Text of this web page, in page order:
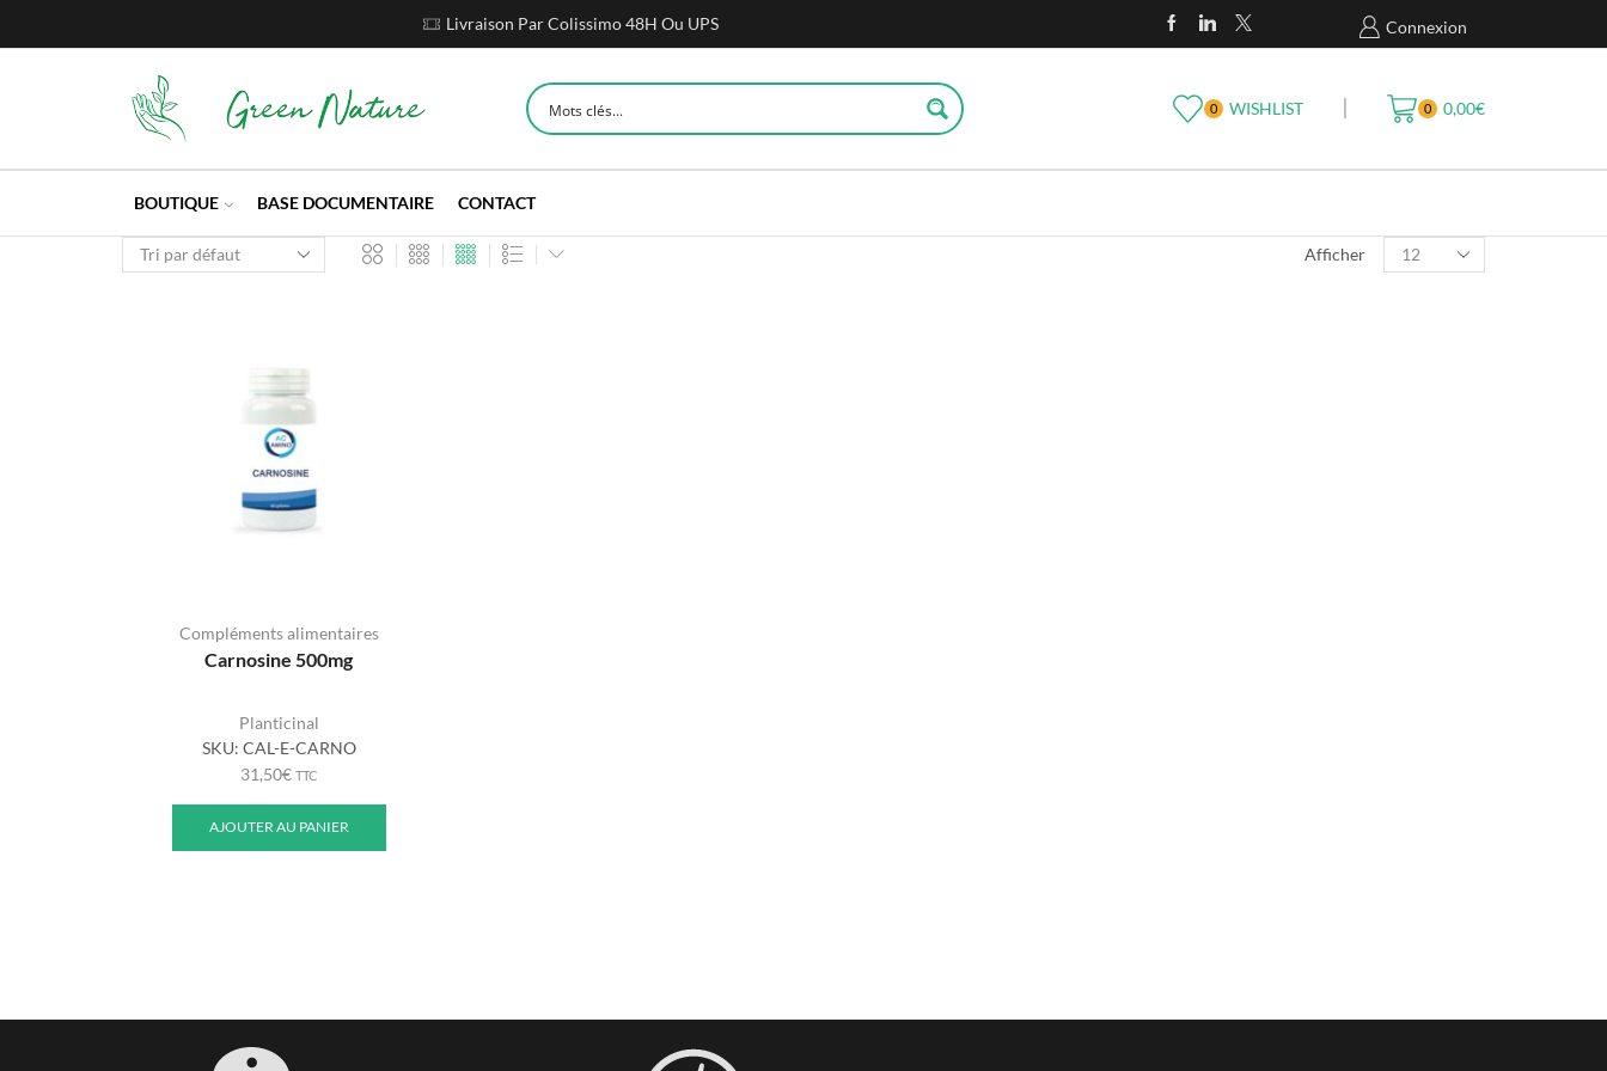
Livraison Par Colissimo 48H Ou UPS Livraison Gratuite En France À Partir De
Connexion
0 WISHLIST 0 0,00€
BOUTIQUE BASE DOCUMENTAIRE CONTACT
Afficher
Compléments alimentaires
Carnosine 500mg
Planticinal
SKU: CAL-E-CARNO
31,50€ TTC
AJOUTER AU PANIER